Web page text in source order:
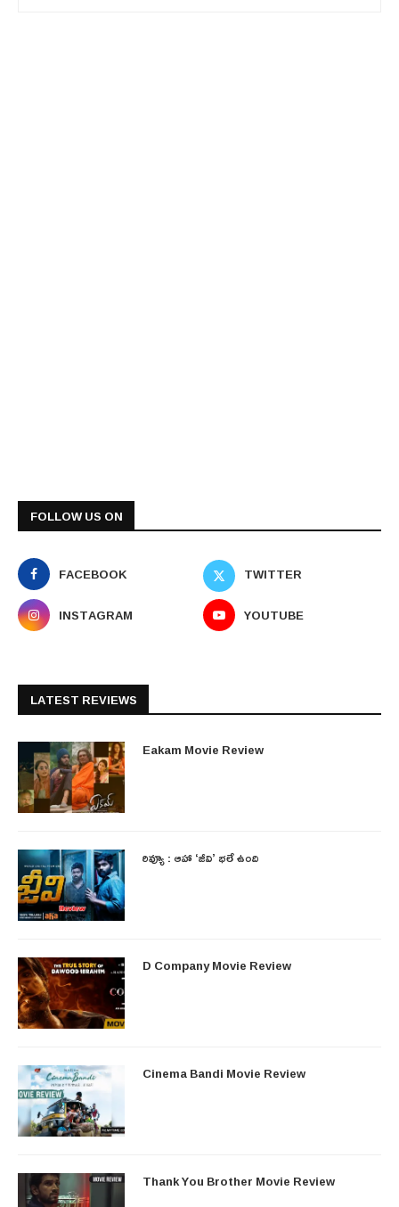
FOLLOW US ON
FACEBOOK
TWITTER
INSTAGRAM
YOUTUBE
LATEST REVIEWS
Eakam Movie Review
రివ్యూ : ఆహా ‘జీవి’ భలే ఉంది
D Company Movie Review
Cinema Bandi Movie Review
Thank You Brother Movie Review